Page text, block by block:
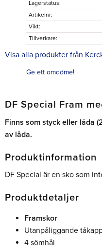
Lagerstatus
Artikelnr
Vikt
Tillverkare
Visa alla produkter från
Ge ett omdöme!
DF Special Fram
Finns som styck eller låda
av låda.
Produktinformation
DF Special är en sko som
Produktdetaljer
Framskor
Utanpåliggande
4 sömhål